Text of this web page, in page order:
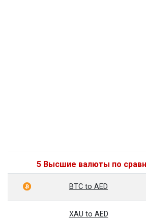
5 Высшие валюты по
BTC to AED
XAU to AED